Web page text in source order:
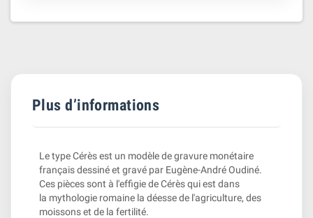
Plus d’informations
Le type Cérès est un modèle de gravure monétaire
français dessiné et gravé par Eugène-André Oudiné.
Ces pièces sont à l'effigie de Cérès qui est dans
la mythologie romaine la déesse de l'agriculture, des
moissons et de la fertilité.